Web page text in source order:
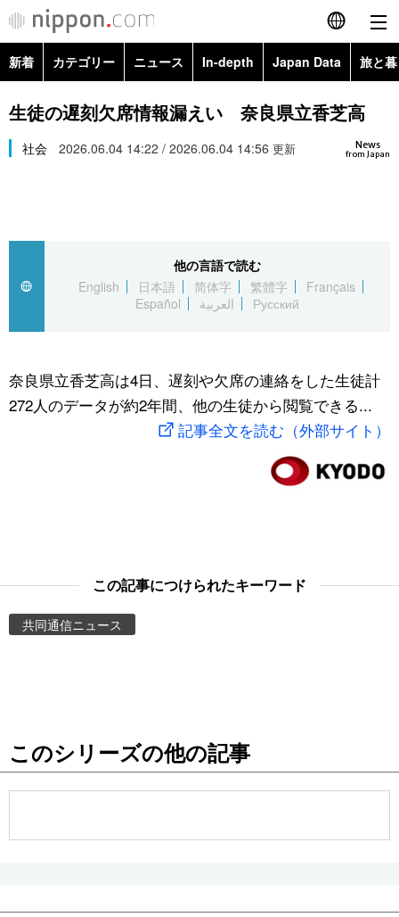
English
简体字
繁體字
العربية
社会
スポーツ・東京2020
旅と暮らし
Images
新着 カテゴリー ニュース In-depth Japan Data 旅と
政治・外交
経済・ビジネス
社会
文化
科学・技術
暮らし
Topics
Images
お知らせ
生徒の遅刻欠席情報漏えい 奈良県立香芝高
News
from Japan
社会 2026.06.04 14:22 / 2026.06.04 14:56 更新
他の言語で読む
English
日本語 简体字 繁體字
Français
Español
العربية Русский
奈良県立香芝高は4日、遅刻や欠席の連絡をした生徒計
272人のデータが約2年間、他の生徒から閲覧できる...
記事全文を読む（外部サイト）
この記事につけられたキーワード
共同通信ニュース
このシリーズの他の記事